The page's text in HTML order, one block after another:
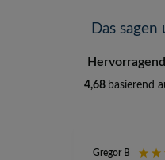
Das
Hervorragend
4,68 basierend
Gregor B